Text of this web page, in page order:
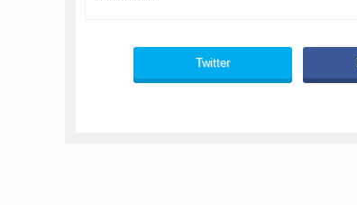
Twitter